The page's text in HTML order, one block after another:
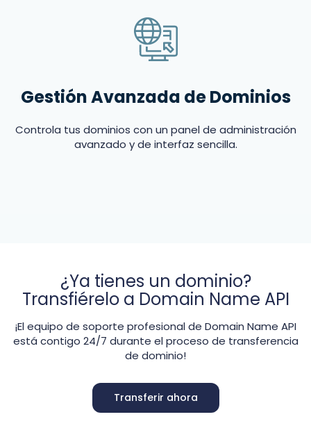
Gestión Avanzada de Dominios
Controla tus dominios con un panel de administración
avanzado y de interfaz sencilla.
¿Ya tienes un dominio?
Transfiérelo a Domain Name API
¡El equipo de soporte profesional de Domain Name API
está contigo 24/7 durante el proceso de transferencia
de dominio!
Transferir ahora